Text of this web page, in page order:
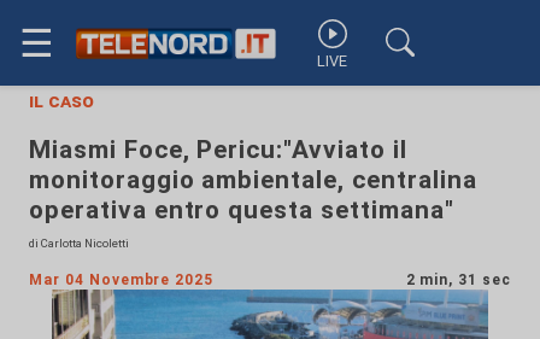
☰ LIVE
il caso
Miasmi Foce, Pericu:"Avviato il
monitoraggio ambientale, centralina
operativa entro questa settimana"
di Carlotta Nicoletti
Mar 04 Novembre 2025 2 min, 31 sec